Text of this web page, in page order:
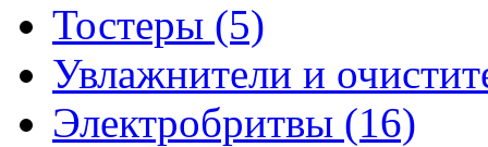
Тостеры (5)
Увлажнители и
Электробритвы (16)